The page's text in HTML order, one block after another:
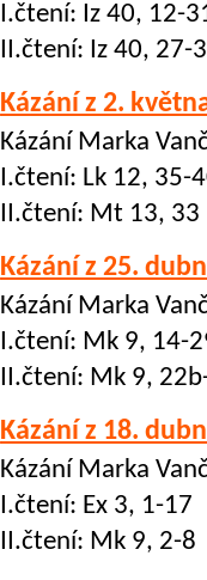
I.čtení: Iz 40, 12-
II.čtení: Iz 40, 27-
Kázání z 2.
Kázání Marka
I.čtení: Lk 12, 35-
II.čtení: Mt 13, 33
Kázání z 25.
Kázání Marka
I.čtení: Mk 9, 14-
II.čtení: Mk 9,
Kázání z 18.
Kázání Marka
I.čtení: Ex 3, 1-17
II.čtení: Mk 9, 2-8